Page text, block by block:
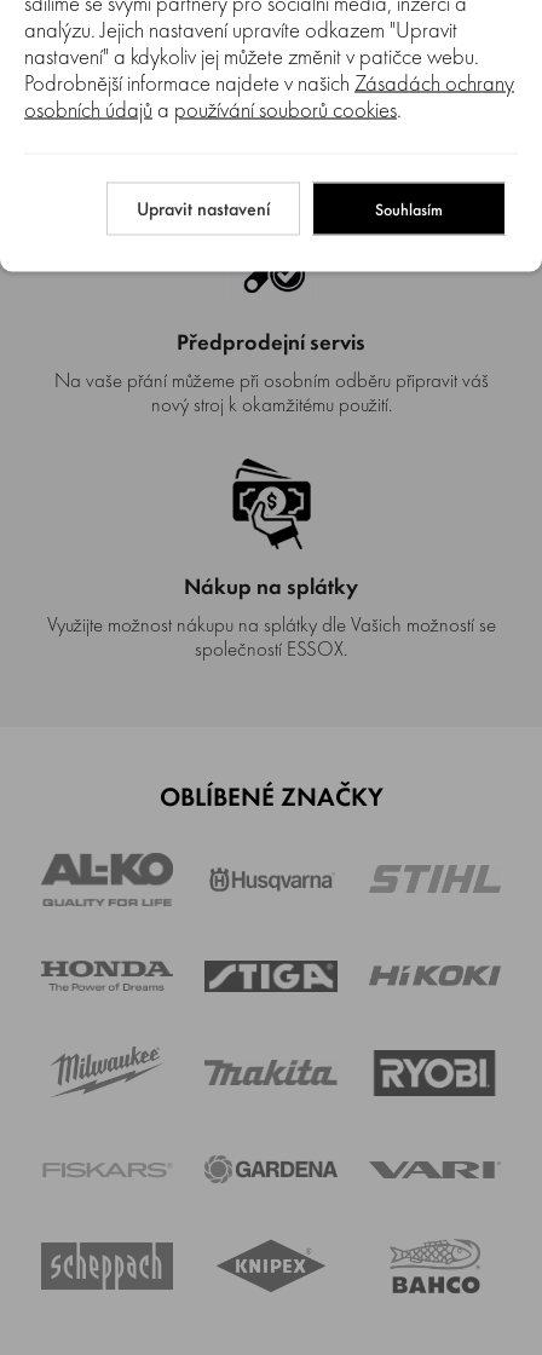
Doprava zdarma
Předprodejní servis
Na vaše přání můžeme při osobním odběru připravit váš
nový stroj k okamžitému použití.
Nákup na splátky
Využijte možnost nákupu na splátky dle Vašich možností se
společností ESSOX.
OBLÍBENÉ ZNAČKY
analýzu. Jejich nastavení upravíte odkazem "Upravit
nastavení" a kdykoliv jej můžete změnit v patičce webu.
Podrobnější informace najdete v našich Zásadách ochrany
osobních údajů a používání souborů cookies.
Upravit nastavení Souhlasím